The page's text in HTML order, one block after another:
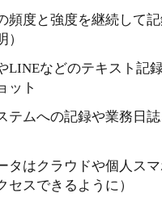
頻度と強度を継続して
）
LINEなどのテキスト記
ット
テムへの記録や業務日
タはクラウドや個人ス
セスできるように）